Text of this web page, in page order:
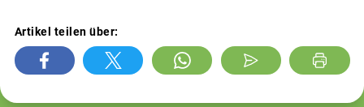
Artikel teilen über: